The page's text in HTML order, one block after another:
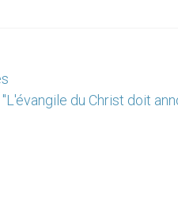
"L'évangile du Christ doit